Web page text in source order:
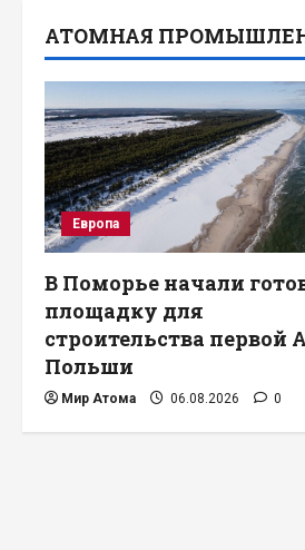
АТОМНАЯ
Европа
В Поморье начали
площадку для
строительства первой
Польши
Мир Атома 06.08.2026 0